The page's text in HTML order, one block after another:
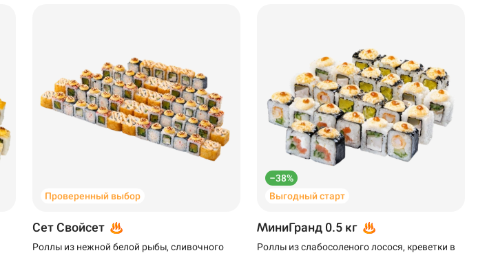
Проверенный выбор
Сет Свойсет
Роллы из нежной белой рыбы, сливочного
–38%
Выгодный старт
МиниГранд 0.5 кг
Роллы из слабосоленого лосося, креветки в